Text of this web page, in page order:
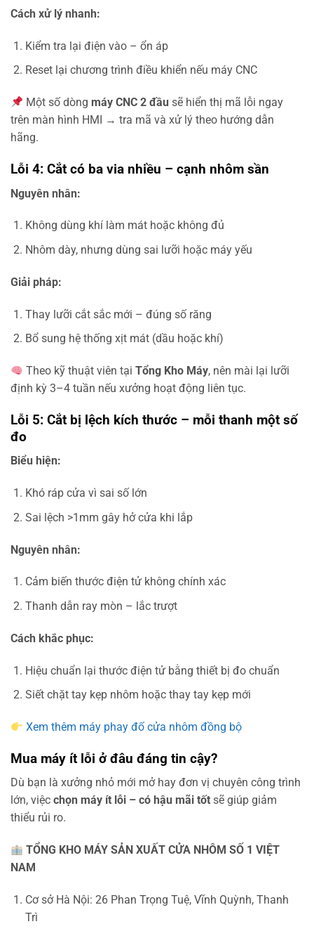
Cách xử lý nhanh:
Kiểm tra lại điện vào – ổn áp
Reset lại chương trình điều khiển nếu máy CNC
Một số dòng máy CNC 2 đầu sẽ hiển thị mã lỗi ngay
trên màn hình HMI → tra mã và xử lý theo hướng dẫn
hãng.
Lỗi 4: Cắt có ba via nhiều – cạnh nhôm sần
Nguyên nhân:
Không dùng khí làm mát hoặc không đủ
Nhôm dày, nhưng dùng sai lưỡi hoặc máy yếu
Giải pháp:
Thay lưỡi cắt sắc mới – đúng số răng
Bổ sung hệ thống xịt mát (dầu hoặc khí)
Theo kỹ thuật viên tạiTổng Kho Máy, nên mài lại lưỡi
định kỳ 3–4 tuần nếu xưởng hoạt động liên tục.
Lỗi 5: Cắt bị lệch kích thước – mỗi thanh một số
đo
Biểu hiện:
Khó ráp cửa vì sai số lớn
Sai lệch >1mm gây hở cửa khi lắp
Nguyên nhân:
Cảm biến thước điện tử không chính xác
Thanh dẫn ray mòn – lắc trượt
Cách khắc phục:
Hiệu chuẩn lại thước điện tử bằng thiết bị đo chuẩn
Siết chặt tay kẹp nhôm hoặc thay tay kẹp mới
Xem thêm máy phay đố cửa nhôm đồng bộ
Mua máy ít lỗi ở đâu đáng tin cậy?
Dù bạn là xưởng nhỏ mới mở hay đơn vị chuyên công trình
lớn, việc chọn máy ít lỗi – có hậu mãi tốt sẽ giúp giảm
thiểu rủi ro.
TỔNG KHO MÁY SẢN XUẤT CỬA NHÔM SỐ 1 VIỆT
NAM
Cơ sở Hà Nội: 26 Phan Trọng Tuệ, Vĩnh Quỳnh, Thanh
Trì